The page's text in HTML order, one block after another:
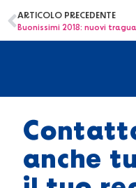
ARTICOLO PRECEDENTE
Buonissimi 2018: nuovi
anche